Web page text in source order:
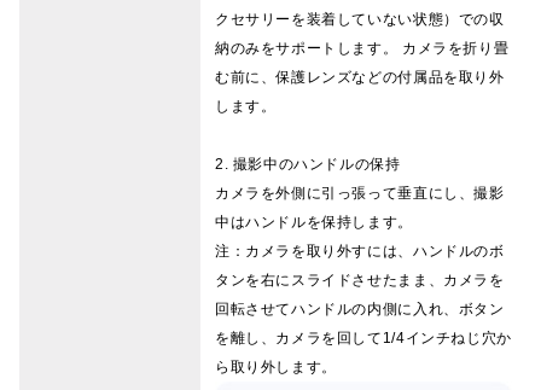
クセサリーを装着していない状態）での収
納のみをサポートします。 カメラを折り畳
む前に、保護レンズなどの付属品を取り外
します。
2. 撮影中のハンドルの保持
カメラを外側に引っ張って垂直にし、撮影
中はハンドルを保持します。
注：カメラを取り外すには、ハンドルのボ
タンを右にスライドさせたまま、カメラを
回転させてハンドルの内側に入れ、ボタン
を離し、カメラを回して1/4インチねじ穴か
ら取り外します。